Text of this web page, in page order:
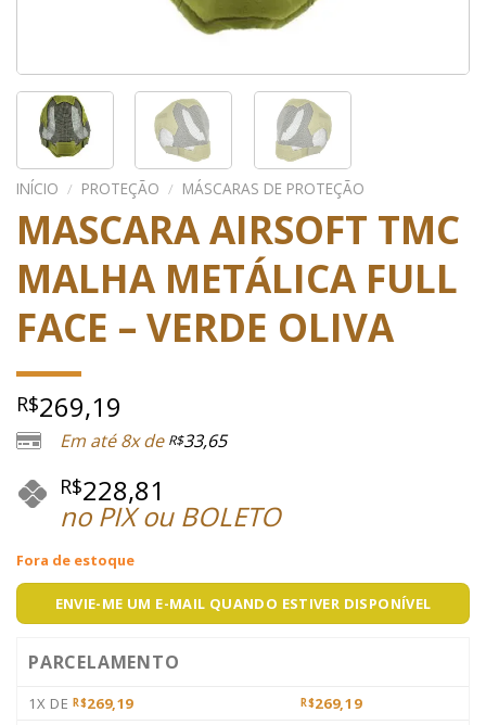
INÍCIO / PROTEÇÃO / MÁSCARAS DE PROTEÇÃO
MASCARA AIRSOFT TMC
MALHA METÁLICA FULL
FACE – VERDE OLIVA
R$269,19
Em até 8x de R$33,65
R$228,81
no PIX ou BOLETO
Fora de estoque
ENVIE-ME UM E-MAIL QUANDO ESTIVER DISPONÍVEL
PARCELAMENTO
1X DE R$269,19 R$269,19